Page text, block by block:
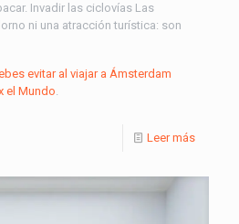
Invadir las ciclovías Las
ni una atracción turística: son
evitar al viajar a Ámsterdam
el Mundo.
Leer más